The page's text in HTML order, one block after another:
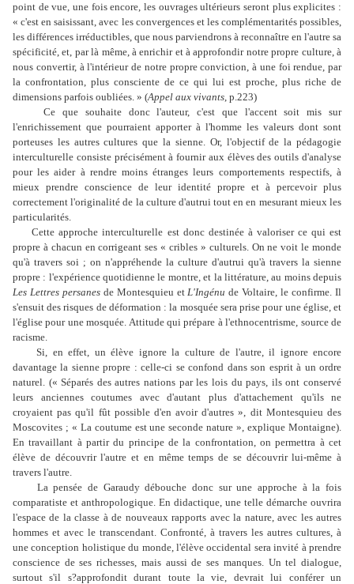
point de vue, une fois encore, les ouvrages ultérieurs seront plus explicites :
« c'est en saisissant, avec les convergences et les complémentarités possibles,
les différences irréductibles, que nous parviendrons à reconnaître en l'autre sa
spécificité, et, par là même, à enrichir et à approfondir notre propre culture, à
nous convertir, à l'intérieur de notre propre conviction, à une foi rendue, par
la confrontation, plus consciente de ce qui lui est proche, plus riche de
dimensions parfois oubliées. » (Appel aux vivants, p.223)
Ce que souhaite donc l'auteur, c'est que l'accent soit mis sur
l'enrichissement que pourraient apporter à l'homme les valeurs dont sont
porteuses les autres cultures que la sienne. Or, l'objectif de la pédagogie
interculturelle consiste précisément à fournir aux élèves des outils d'analyse
pour les aider à rendre moins étranges leurs comportements respectifs, à
mieux prendre conscience de leur identité propre et à percevoir plus
correctement l'originalité de la culture d'autrui tout en en mesurant mieux les
particularités.
Cette approche interculturelle est donc destinée à valoriser ce qui est
propre à chacun en corrigeant ses « cribles » culturels. On ne voit le monde
qu'à travers soi ; on n'appréhende la culture d'autrui qu'à travers la sienne
propre : l'expérience quotidienne le montre, et la littérature, au moins depuis
Les Lettres persanes de Montesquieu etL'Ingénude Voltaire, le confirme. Il
s'ensuit des risques de déformation : la mosquée sera prise pour une église, et
l'église pour une mosquée. Attitude qui prépare à l'ethnocentrisme, source de
racisme.
Si, en effet, un élève ignore la culture de l'autre, il ignore encore
davantage la sienne propre : celle-ci se confond dans son esprit à un ordre
naturel. (« Séparés des autres nations par les lois du pays, ils ont conservé
leurs anciennes coutumes avec d'autant plus d'attachement qu'ils ne
croyaient pas qu'il fût possible d'en avoir d'autres », dit Montesquieu des
Moscovites ; « La coutume est une seconde nature », explique Montaigne).
En travaillant à partir du principe de la confrontation, on permettra à cet
élève de découvrir l'autre et en même temps de se découvrir lui-même à
travers l'autre.
La pensée de Garaudy débouche donc sur une approche à la fois
comparatiste et anthropologique. En didactique, une telle démarche ouvrira
l'espace de la classe à de nouveaux rapports avec la nature, avec les autres
hommes et avec le transcendant. Confronté, à travers les autres cultures, à
une conception holistique du monde, l'élève occidental sera invité à prendre
conscience de ses richesses, mais aussi de ses manques. Un tel dialogue,
surtout s'il s?approfondit durant toute la vie, devrait lui conférer un